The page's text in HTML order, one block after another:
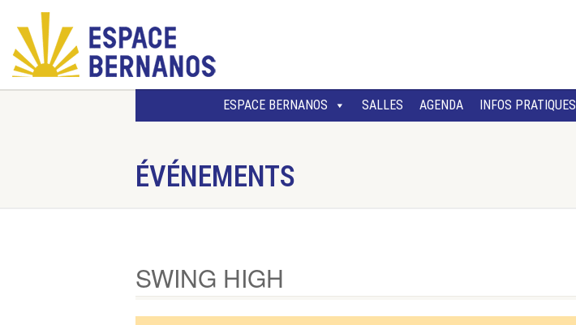
ESPACE BERNANOS SALLES AGENDA INFOS PRATIQUES
ÉVÉNEMENTS
SWING HIGH